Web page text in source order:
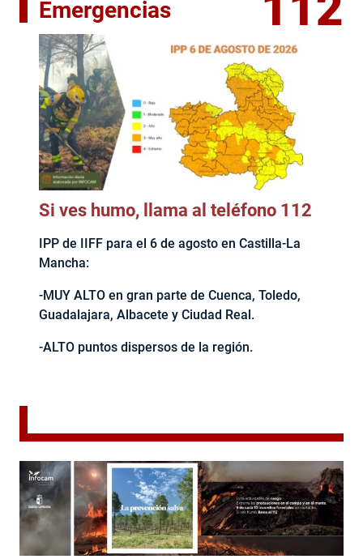
Emergencias
Si ves humo, llama al teléfono 112
IPP de IIFF para el 6 de agosto en Castilla-La
Mancha:
-MUY ALTO en gran parte de Cuenca, Toledo,
Guadalajara, Albacete y Ciudad Real.
-ALTO puntos dispersos de la región.